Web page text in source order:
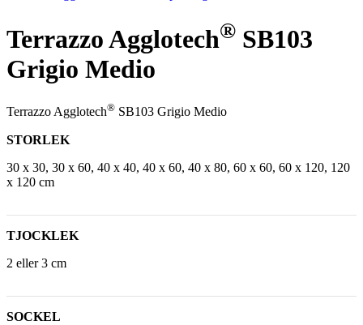
Terrazzo Agglotech® SB103
Grigio Medio
Terrazzo Agglotech® SB103 Grigio Medio
STORLEK
30 x 30, 30 x 60, 40 x 40, 40 x 60, 40 x 80, 60 x 60, 60 x 120, 120
x 120 cm
TJOCKLEK
2 eller 3 cm
SOCKEL